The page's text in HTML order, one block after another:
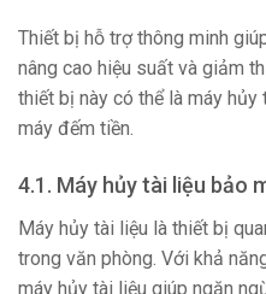
Thiết bị hỗ trợ thông minh
nâng cao hiệu suất và giảm
thiết bị này có thể là máy hủy
máy đếm tiền.
4.1. Máy hủy tài liệu bảo
Máy hủy tài liệu là thiết bị
trong văn phòng. Với khả
máy hủy tài liệu giúp ngăn